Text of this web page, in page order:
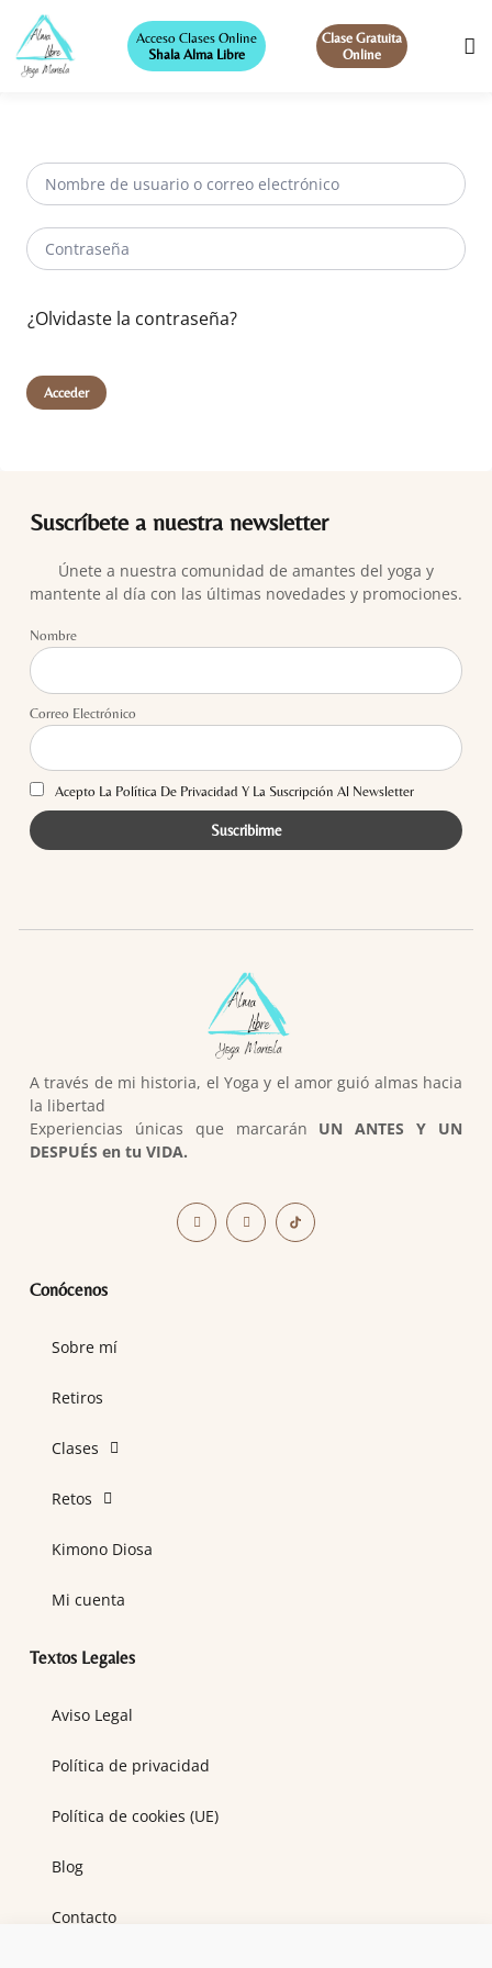
Acceso Clases Online
Shala Alma Libre
Clase Gratuita
Online
¿Olvidaste la contraseña?
Acceder
Suscríbete a nuestra newsletter
Únete a nuestra comunidad de amantes del yoga y
mantente al día con las últimas novedades y promociones.
Nombre
Correo Electrónico
Acepto La Política De Privacidad Y La Suscripción Al Newsletter
A través de mi historia, el Yoga y el amor guió almas hacia
la libertad
Experiencias únicas que marcarán UN ANTES Y UN
DESPUÉS en tu VIDA.
Conócenos
Sobre mí
Retiros
Clases
Retos
Kimono Diosa
Mi cuenta
Textos Legales
Aviso Legal
Política de privacidad
Política de cookies (UE)
Blog
Contacto